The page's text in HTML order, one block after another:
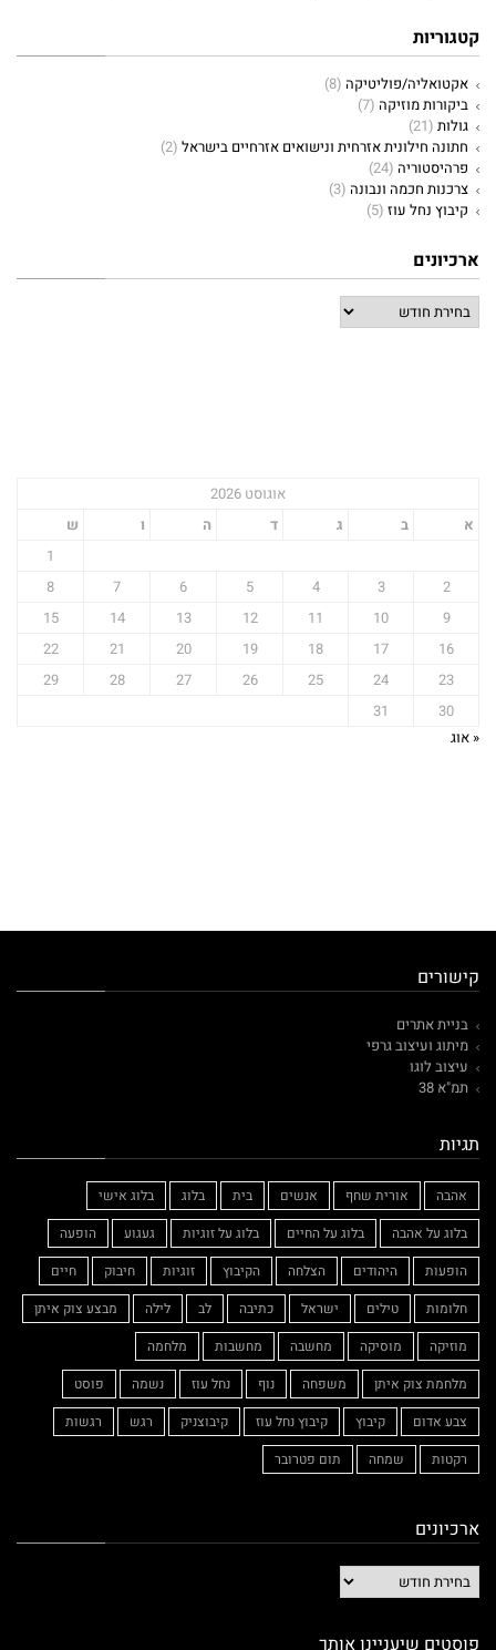
קטגוריות
אקטואליה/פוליטיקה (8)
ביקורות מוזיקה (7)
גולות (21)
חתונה חילונית אזרחית ונישואים אזרחיים בישראל (2)
פרהיסטוריה (24)
צרכנות חכמה ונבונה (3)
קיבוץ נחל עוז (5)
ארכיונים
אוגוסט 2026
א
ב ג ד ה ו
ש
1
2
3
4
5
6
7
8
9
10
11
12
13
14
15
16
17
18
19
20
21
22
23
24
25
26
27
28
29
30
31
« אוג
קישורים
בניית אתרים
מיתוג ועיצוב גרפי
עיצוב לוגו
תמ"א 38
תגיות
אהבה אורית שחף אנשים בית בלוג
בלוג אישי
בלוג על אהבה
בלוג על החיים בלוג על זוגיות געגוע
הופעה
הופעות
היהודים הצלחה הקיבוץ זוגיות חיבוק
חיים
חלומות
טילים ישראל כתיבה לב לילה
מבצע צוק איתן
מוזיקה
מוסיקה מחשבה מחשבות
מלחמה
מלחמת צוק איתן
משפחה נוף נחל עוז נשמה
פוסט
צבע אדום
קיבוץ קיבוץ נחל עוז קיבוצניק רגש
רגשות
רקטות
שמחה תום פטרובר
ארכיונים